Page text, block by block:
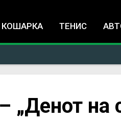
КОШАРКА ТЕНИС
„Денот на